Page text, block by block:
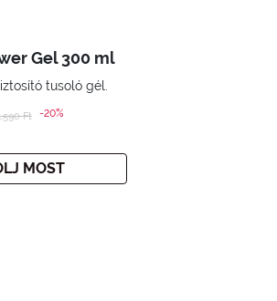
Gel 300 ml
tusoló gél.
reduced from
Ftto-20%
MOST